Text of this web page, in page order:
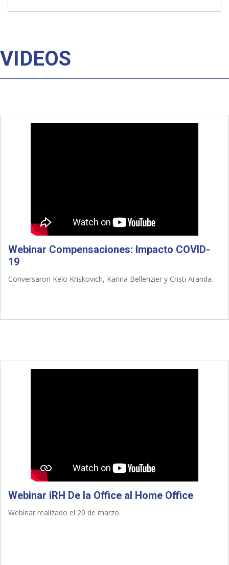
VIDEOS
Webinar Compensaciones: Impacto COVID-
19
Conversaron Kelo Kriskovich, Karina Bellenzier y Cristi Aranda.
Webinar iRH De la Office al Home Office
Webinar realizado el 20 de marzo.